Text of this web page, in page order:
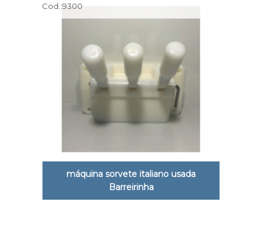
Cod.:9300
máquina sorvete italiano usada
Barreirinha